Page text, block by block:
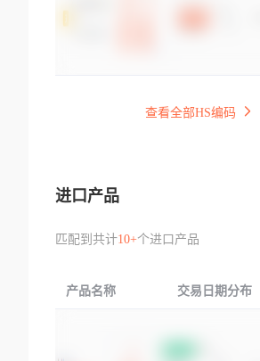
查看全部HS编码
进口产品
匹配到共计10+个进口产品
产品名称 交易日期分布